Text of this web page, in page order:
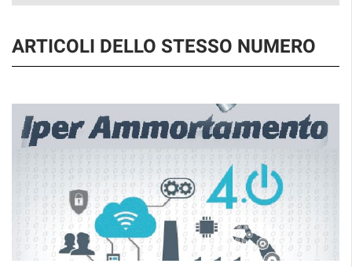
ARTICOLI DELLO STESSO NUMERO